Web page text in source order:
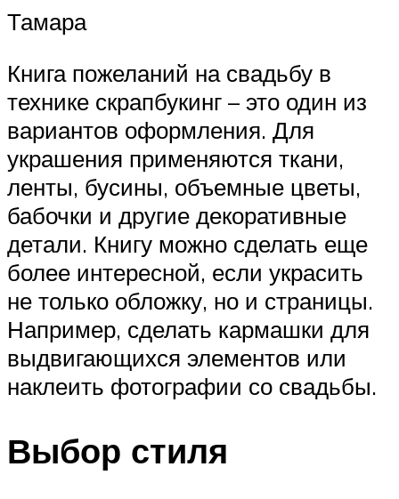
Тамара
Книга пожеланий на свадьбу в
технике скрапбукинг – это один из
вариантов оформления. Для
украшения применяются ткани,
ленты, бусины, объемные цветы,
бабочки и другие декоративные
детали. Книгу можно сделать еще
более интересной, если украсить
не только обложку, но и страницы.
Например, сделать кармашки для
выдвигающихся элементов или
наклеить фотографии со свадьбы.
Выбор стиля